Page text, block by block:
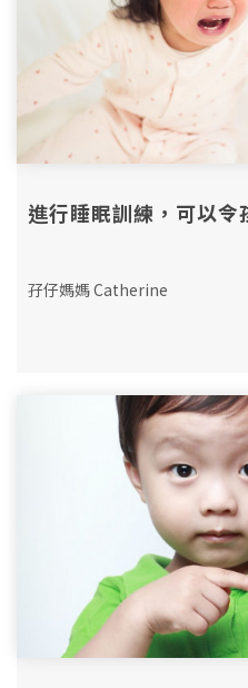
進行睡眠訓練，可以令
孖仔媽媽 Catherine